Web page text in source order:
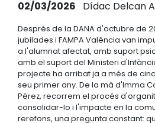
02/03/2026 Dídac Delcan
Després de la DANA d'octubre de
jubilades i FAMPA València van
a l'alumnat afectat, amb suport
amb el suport del Ministeri
projecte ha arribat ja a més de
seu primer any. De la mà d'Imma
Pérez, recorrem el procés
consolidar-lo i l'impacte en la
rerefons, una pregunta constant: